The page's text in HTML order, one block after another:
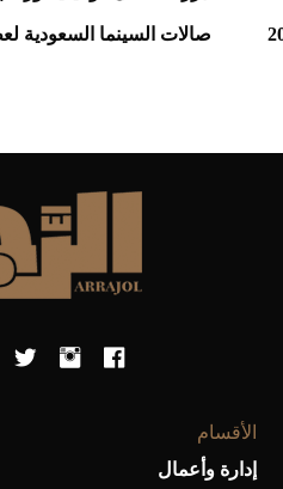
أحذية Mary Jane: ترف وأناقة للرجال
صالات السينما السعودية
الأقسام
إدارة وأعمال